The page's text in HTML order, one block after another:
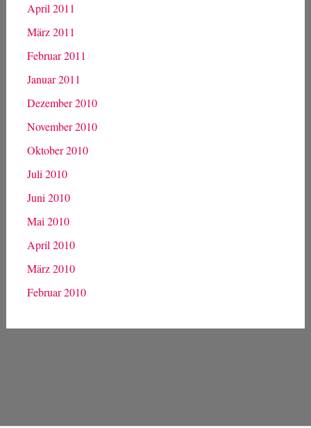
April 2011
März 2011
Februar 2011
Januar 2011
Dezember 2010
November 2010
Oktober 2010
Juli 2010
Juni 2010
Mai 2010
April 2010
März 2010
Februar 2010